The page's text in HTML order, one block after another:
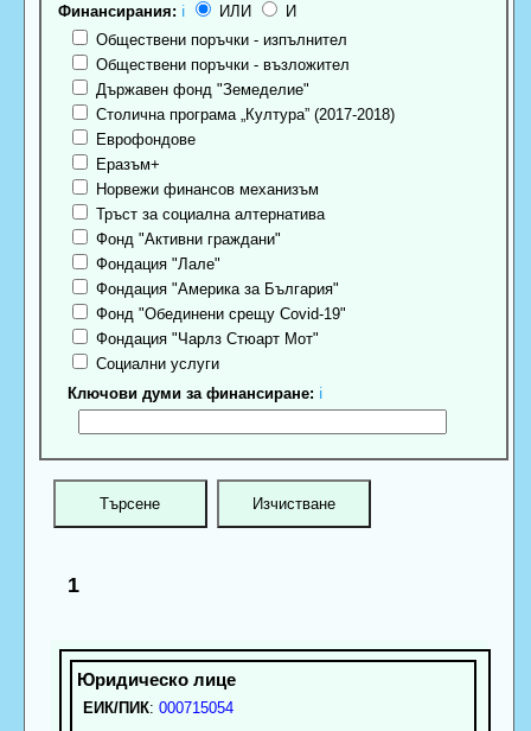
Финансирания: ℹ ИЛИ
И
Обществени поръчки - изпълнител
Обществени поръчки - възложител
Държавен фонд "Земеделие"
Столична програма „Култура” (2017-2018)
Еврофондове
Еразъм+
Норвежи финансов механизъм
Тръст за социална алтернатива
Фонд "Активни граждани"
Фондация "Лале"
Фондация "Америка за България"
Фонд "Обединени срещу Covid-19"
Фондация "Чарлз Стюарт Мот"
Социални услуги
Ключови думи за финансиране: ℹ
1
ЕИК/ПИК: 000715054